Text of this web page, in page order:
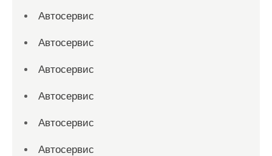
Автосервис
Автосервис
Автосервис
Автосервис
Автосервис
Автосервис